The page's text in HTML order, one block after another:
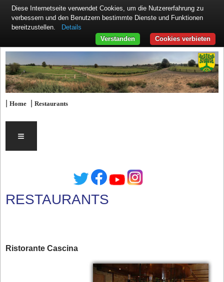
|Home |Restaurants
≡
RESTAURANTS
Ristorante Cascina
Diese Internetseite verwendet Cookies, um die Nutzererfahrung zu
verbessern und den Benutzern bestimmte Dienste und Funktionen
bereitzustellen.
Details
Cookies verbieten
Verstanden